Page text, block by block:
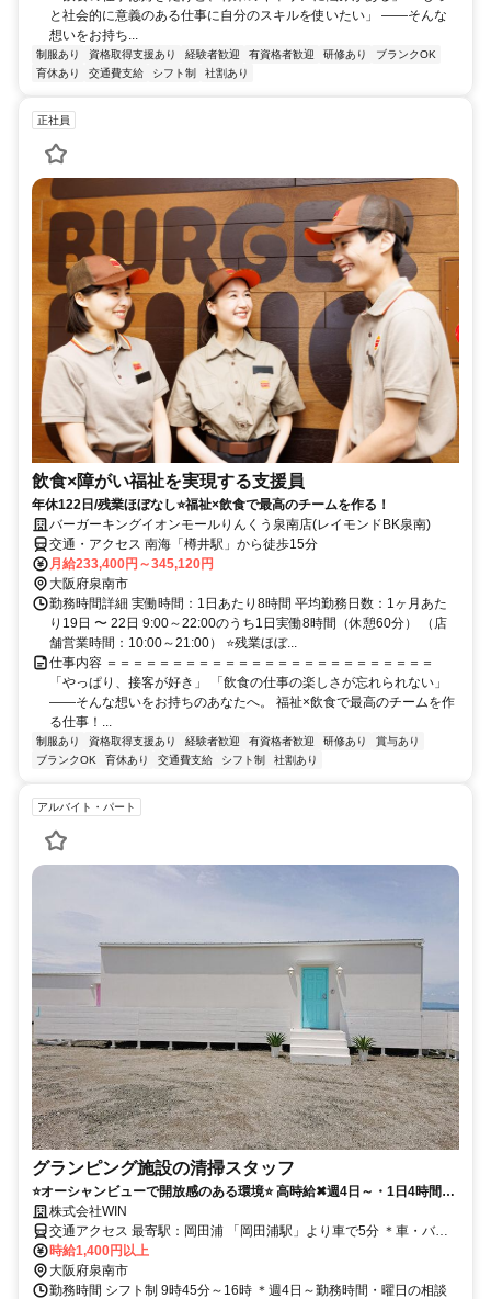
と社会的に意義のある仕事に自分のスキルを使いたい」 ――そんな
想いをお持ち...
制服あり 資格取得支援あり 経験者歓迎 有資格者歓迎 研修あり
ブランクOK
育休あり
交通費支給 シフト制 社割あり
正社員
飲食×障がい福祉を実現する支援員
年休122日/残業ほぼなし⭐福祉×飲食で最高のチームを作る！
バーガーキングイオンモールりんくう泉南店(レイモンドBK泉南)
交通・アクセス 南海「樽井駅」から徒歩15分
月給233,400円～345,120円
大阪府泉南市
勤務時間詳細 実働時間：1日あたり8時間 平均勤務日数：1ヶ月あた
り19日 〜 22日 9:00～22:00のうち1日実働8時間（休憩60分） （店
舗営業時間：10:00～21:00） ⭐残業ほぼ...
仕事内容 ＝＝＝＝＝＝＝＝＝＝＝＝＝＝＝＝＝＝＝＝＝＝＝＝＝
「やっぱり、接客が好き」 「飲食の仕事の楽しさが忘れられない」
――そんな想いをお持ちのあなたへ。 福祉×飲食で最高のチームを作
る仕事！...
制服あり 資格取得支援あり 経験者歓迎 有資格者歓迎 研修あり
賞与あり
ブランクOK
育休あり 交通費支給 シフト制 社割あり
アルバイト・パート
グランピング施設の清掃スタッフ
⭐オーシャンビューで開放感のある環境⭐ 高時給✖週4日～・1日4時間～
相談OKのシフト制〇
株式会社WIN
交通アクセス 最寄駅：岡田浦 「岡田浦駅」より車で5分 ＊車・バイ
ク・自転車通勤ＯＫ！ ＊施設内に車を駐車することが可能です！
時給1,400円以上
大阪府泉南市
勤務時間 シフト制 9時45分～16時 ＊週4日～勤務時間・曜日の相談